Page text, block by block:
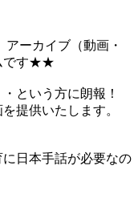
ーカイブ（動画・
です★★
という方に朗報！
提供いたします。
に日本手話が必要なの